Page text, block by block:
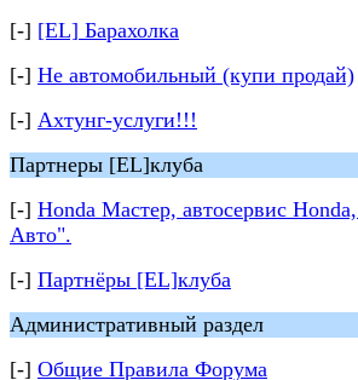
[-] [EL] Барахолка
[-] Не автомобильный (купи продай)
[-] Ахтунг-услуги!!!
Партнеры [EL]клуба
[-] Honda Мастер, автосервис
Авто".
[-] Партнёры [EL]клуба
Административный раздел
[-] Общие Правила Форума